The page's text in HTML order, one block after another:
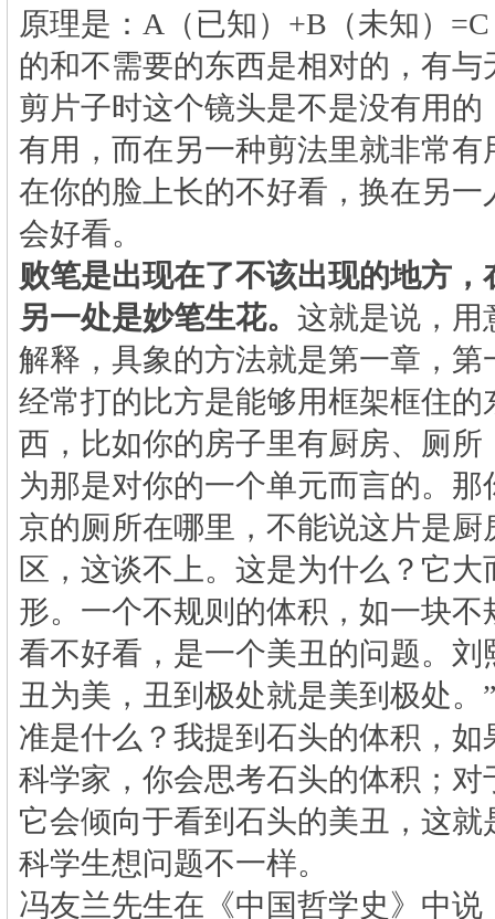
原理是： A （已知） +B （未知） =C
的和不需要的东西是相对的，有
剪片子时这个镜头是不是没有用的
有用，而在另一种剪法里就非常有
在你的脸上长的不好看，换在另一
会好看。
败笔是出现在了不该出现的地方
另一处是妙笔生花。 这就是说，用
解释，具象的方法就是第一章，第
经常打的比方是能够用框架框住的
西，比如你的房子里有厨房、厕所
为那是对你的一个单元而言的。
京的厕所在哪里，不能说这片是厨
区，这谈不上。这是为什么？它大
形。一个不规则的体积，如一块不
看不好看，是一个美丑的问题。刘
丑为美，丑到极处就是美到极处。
准是什么？我提到石头的体积，如
科学家，你会思考石头的体积；对
它会倾向于看到石头的美丑，这就
科学生想问题不一样。
冯友兰先生在《中国哲学史》中